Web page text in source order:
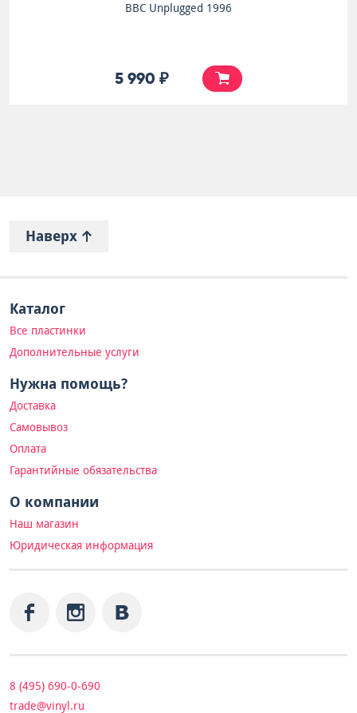
BBC Unplugged 1996
5 990 ₽
Наверх
Каталог
Все пластинки
Дополнительные услуги
Нужна помощь?
Доставка
Самовывоз
Оплата
Гарантийные обязательства
О компании
Наш магазин
Юридическая информация
8 (495) 690-0-690
trade@vinyl.ru